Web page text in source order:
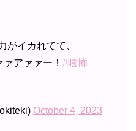
がイカれてて、
アァァー！ #呟怖
October 4, 2023